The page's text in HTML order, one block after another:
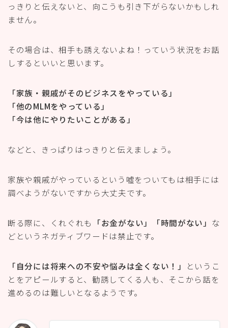
っきりと伝えないと、向こうも引き下がらないかもしれ
ません。
その場合は、相手も誘えないよね！っていう状況をお話
しするといいと思います。
「家族・親戚がそのビジネスをやっている」
「他のMLMをやっている」
「今は他にやりたいことがある」
などと、きっぱりはっきりと伝えましょう。
家族や親戚がやっているという嘘をついてもは相手には
調べようがないですから大丈夫です。
断る際に、くれぐれも 「お金がない」「時間がない」 な
どというネガティブワードは禁止です。
「自分には将来への不安や悩みは全くない！」
というこ
とをアピールすると、勧誘してくる人も、そこから話を
進めるのは難しいとなるようです。